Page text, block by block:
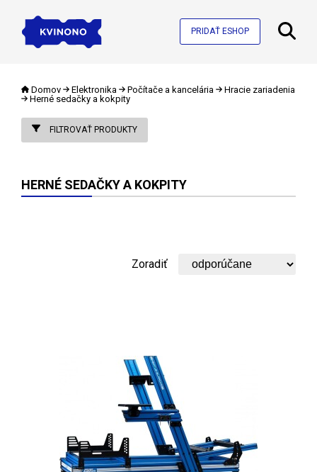
PRIDAŤ ESHOP
Domov Elektronika Počítače a kancelária
Hracie zariadenia
Herné sedačky a kokpity
FILTROVAŤ PRODUKTY
HERNÉ SEDAČKY A KOKPITY
Zoradiť